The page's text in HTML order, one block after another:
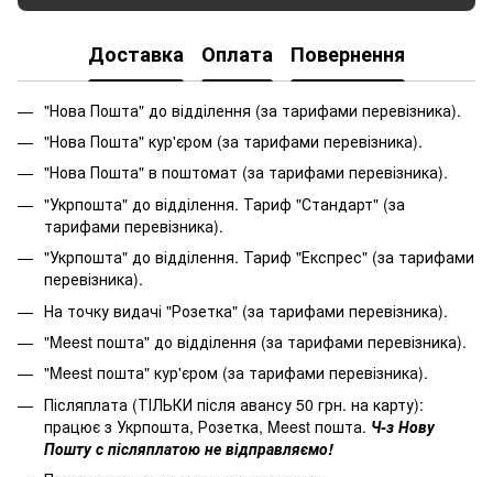
Доставка Оплата Повернення
"Нова Пошта" до відділення (за тарифами перевізника).
"Нова Пошта" кур'єром (за тарифами перевізника).
"Нова Пошта" в поштомат (за тарифами перевізника).
"Укрпошта" до відділення. Тариф "Стандарт" (за
тарифами перевізника).
"Укрпошта" до відділення. Тариф "Експрес" (за тарифами
перевізника).
На точку видачі "Розетка" (за тарифами перевізника).
"Meest пошта" до відділення (за тарифами перевізника).
"Meest пошта" кур'єром (за тарифами перевізника).
Післяплата (ТІЛЬКИ після авансу 50 грн. на карту):
працює з Укрпошта, Розетка, Meest пошта. Ч-з Нову
Пошту с післяплатою не відправляємо!